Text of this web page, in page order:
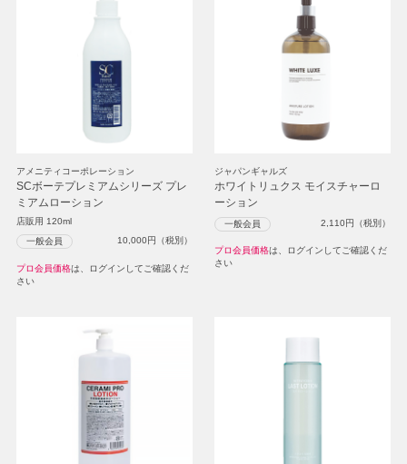
アメニティコーポレーション
SCボーテプレミアムシリーズ プレ
ミアムローション
店販用 120ml
一般会員 10,000円（税別）
プロ会員価格は、ログインしてご確認くだ
さい
ジャパンギャルズ
ホワイトリュクス モイスチャーロ
ーション
一般会員 2,110円（税別）
プロ会員価格は、ログインしてご確認くだ
さい